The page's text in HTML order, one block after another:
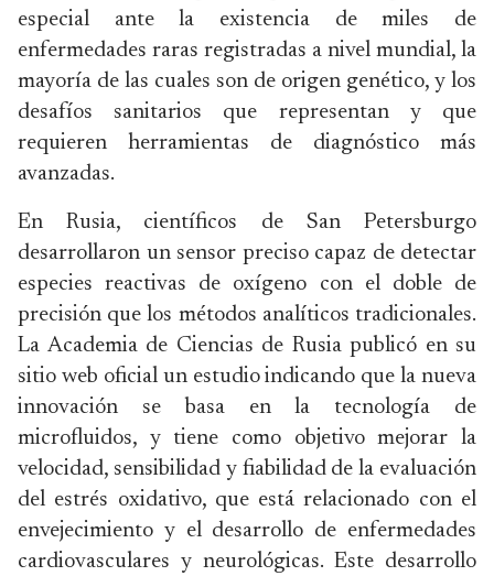
especial ante la existencia de miles de
enfermedades raras registradas a nivel mundial, la
mayoría de las cuales son de origen genético, y los
desafíos sanitarios que representan y que
requieren herramientas de diagnóstico más
avanzadas.
En Rusia, científicos de San Petersburgo
desarrollaron un sensor preciso capaz de detectar
especies reactivas de oxígeno con el doble de
precisión que los métodos analíticos tradicionales.
La Academia de Ciencias de Rusia publicó en su
sitio web oficial un estudio indicando que la nueva
innovación se basa en la tecnología de
microfluidos, y tiene como objetivo mejorar la
velocidad, sensibilidad y fiabilidad de la evaluación
del estrés oxidativo, que está relacionado con el
envejecimiento y el desarrollo de enfermedades
cardiovasculares y neurológicas. Este desarrollo